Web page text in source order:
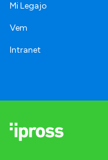
Mi Legajo
Vem
Intranet